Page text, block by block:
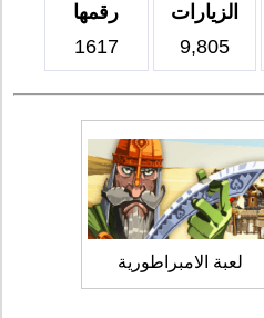
الزيارات
9,805
رقمها
1617
لعبة الامبراطورية